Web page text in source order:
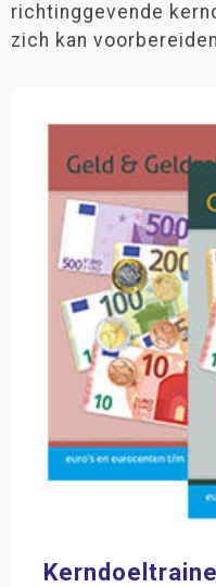
Taal
Techniek
Engels
Wetenschap en
Sociaal-emotionele
Posters en
Beloningsmateriaal
Mens & Maatschappij
Bewegend leren
Kunstzinnige vorming
Zorg
Werkboeken (26)
Kinheim(47)
Serie
Kerndoeltrainer
Filter op prijs
richtinggevende
zich kan